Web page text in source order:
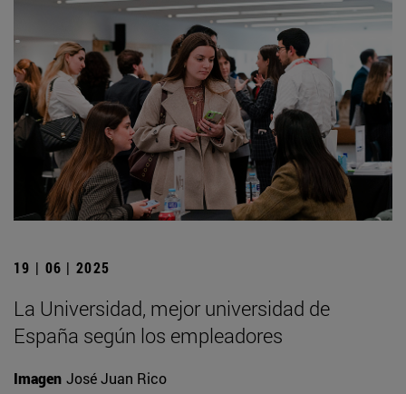
19 | 06 | 2025
La Universidad, mejor universidad de
España según los empleadores
Imagen José Juan Rico